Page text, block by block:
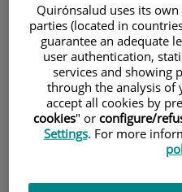
Consultorio
Clínica
López
Quirónsalud uses its
parties (located in
guarantee an adequate
user authentication,
services and showing
through the analysis of
accept all cookies by
cookies" or configure/
Settings. For more